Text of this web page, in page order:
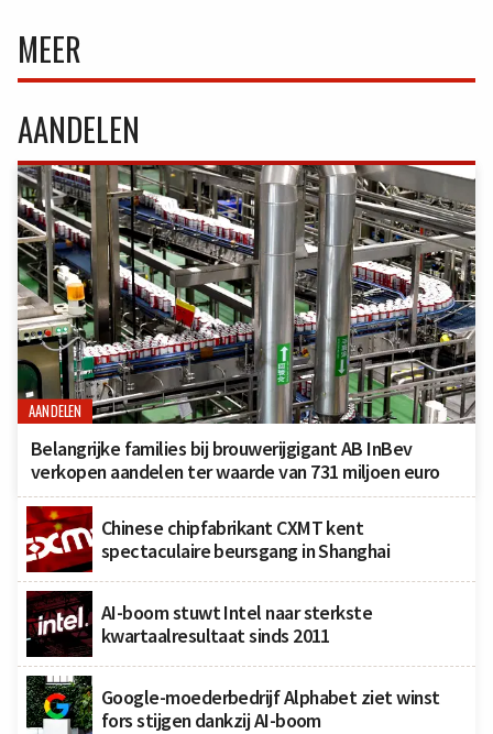
MEER
AANDELEN
AANDELEN
Belangrijke families bij brouwerijgigant AB InBev
verkopen aandelen ter waarde van 731 miljoen euro
Chinese chipfabrikant CXMT kent
spectaculaire beursgang in Shanghai
AI-boom stuwt Intel naar sterkste
kwartaalresultaat sinds 2011
Google-moederbedrijf Alphabet ziet winst
fors stijgen dankzij AI-boom